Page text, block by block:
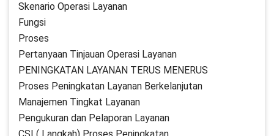
Skenario Operasi Layanan
Fungsi
Proses
Pertanyaan Tinjauan Operasi Layanan
PENINGKATAN LAYANAN TERUS MENERUS
Proses Peningkatan Layanan Berkelanjutan
Manajemen Tingkat Layanan
Pengukuran dan Pelaporan Layanan
CSI ( Langkah) Proses Peningkatan